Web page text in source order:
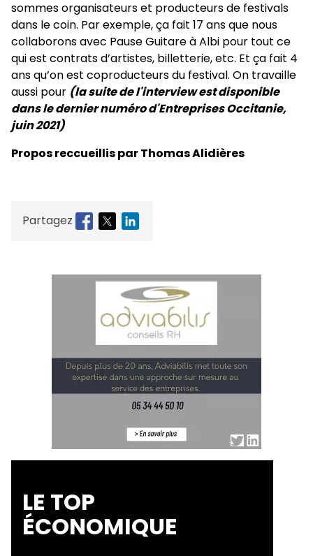
sommes organisateurs et producteurs de festivals
dans le coin. Par exemple, ça fait 17 ans que nous
collaborons avec Pause Guitare à Albi pour tout ce
qui est contrats d’artistes, billetterie, etc. Et ça fait 4
ans qu’on est coproducteurs du festival. On travaille
aussi pour (la suite de l'interview est disponible
dans le dernier numéro d'Entreprises Occitanie,
juin 2021)
Propos reccueillis par Thomas Alidières
Partagez
LE TOP
ÉCONOMIQUE